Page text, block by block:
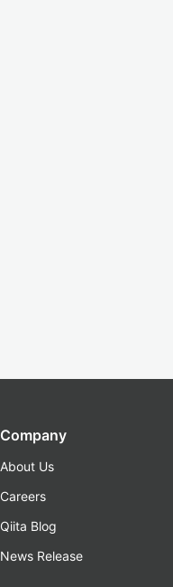
Company
About Us
Careers
Qiita Blog
News Release